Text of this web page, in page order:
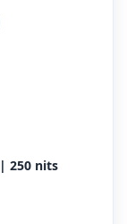
250 nits